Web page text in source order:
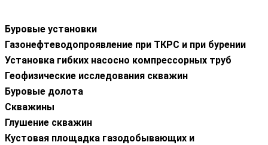
Буровые установки
Газонефтеводопроявление при ТКРС и при бурении
Установка гибких насосно компрессорных труб
Геофизические исследования скважин
Буровые долота
Скважины
Глушение скважин
Кустовая площадка газодобывающих и